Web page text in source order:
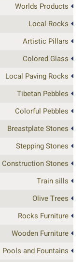
Worlds Products
Local Rocks
Artistic Pillars
Colored Glass
Local Paving Rocks
Tibetan Pebbles
Colorful Pebbles
Breastplate Stones
Stepping Stones
Construction Stones
Train sills
Olive Trees
Rocks Furniture
Wooden Furniture
Pools and Fountains